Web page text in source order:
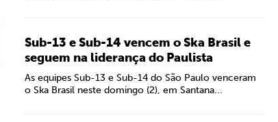
Sub-13 e Sub-14 vencem o Ska Brasil e
seguem na liderança do Paulista
As equipes Sub-13 e Sub-14 do São Paulo venceram
o Ska Brasil neste domingo (2), em Santana...